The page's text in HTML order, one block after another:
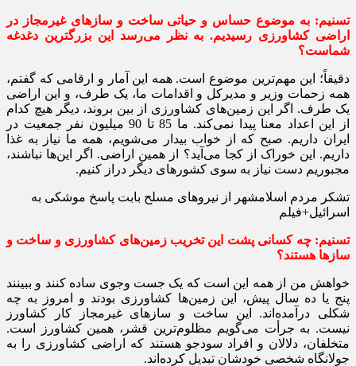
تسنیم:‌ به موضوع حساس و حیاتی ساخت و سازهای غیرمجاز در
اراضی کشاورزی رسیدیم. به نظر می‌رسد این بزرگترین دغدغه
شماست؟
دقیقاً؛ این مهم‌ترین موضوع است. همه این آمار و ارقامی که گفتم،
همه زحمات وزیر و مدیرکل و اقدامات ما، یک طرف، و این اراضی
یک طرف. اگر این زمین‌های کشاورزی از بین بروند، دیگر هیچ کدام
از این اعداد معنا پیدا نمی‌کند. ما 85 تا 90 میلیون نفر جمعیت در
ایران داریم. صبح که از خواب بیدار می‌شویم، همه ما نیاز به غذا
داریم. این خوراک از کجا می‌آید؟ از همین اراضی. اگر این‌ها نباشند،
مجبوریم دست نیاز به سوی کشورهای دیگر دراز کنیم.
تشکر مردم اسلامشهر از نیروهای مسلح بابت پاسخ موشکی به
اسرائیل+فیلم
تسنیم:‌ چه کسانی پشت این تخریب زمین‌های کشاورزی و ساخت و
سازها هستند؟
خواهش من از همه این است که یک جست وجوی ساده کنند و ببینند
پنج یا ده سال پیش، این زمین‌ها کشاورزی بودند و امروز به چه
شکلی درآمده‌اند. این ساخت و سازهای غیرمجاز کار کشاورز
نیست. به جرأت می‌گویم مظلوم‌ترین قشر، همین کشاورز است.
متخلفان، دلالان و افراد سودجو هستند که اراضی کشاورزی را به
جولانگاه شخصی خودشان تبدیل کرده‌اند.